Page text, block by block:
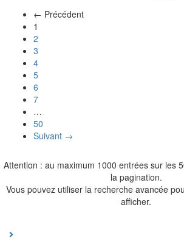
← Précédent
1
2
3
4
5
6
7
…
50
Suivant →
Attention : au maximum 1000 entrées sur les
la pagination.
Vous pouvez utiliser la recherche avancée
afficher.